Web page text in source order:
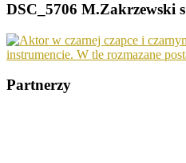
DSC_5706 M.Zakrzewski s
Partnerzy